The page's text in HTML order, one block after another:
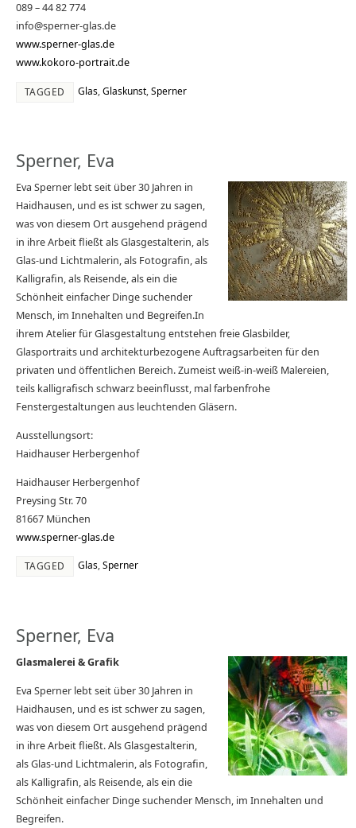
089 – 44 82 774
info@sperner-glas.de
www.sperner-glas.de
www.kokoro-portrait.de
TAGGED Glas,Glaskunst,Sperner
Sperner, Eva
Eva Sperner lebt seit über 30 Jahren in
Haidhausen, und es ist schwer zu sagen,
was von diesem Ort ausgehend prägend
in ihre Arbeit fließt als Glasgestalterin, als
Glas-und Lichtmalerin, als Fotografin, als
Kalligrafin, als Reisende, als ein die
Schönheit einfacher Dinge suchender
Mensch, im Innehalten und Begreifen.In
ihrem Atelier für Glasgestaltung entstehen freie Glasbilder,
Glasportraits und architekturbezogene Auftragsarbeiten für den
privaten und öffentlichen Bereich. Zumeist weiß-in-weiß Malereien,
teils kalligrafisch schwarz beeinflusst, mal farbenfrohe
Fenstergestaltungen aus leuchtenden Gläsern.
Ausstellungsort:
Haidhauser Herbergenhof
Haidhauser Herbergenhof
Preysing Str. 70
81667 München
www.sperner-glas.de
TAGGED Glas,Sperner
Sperner, Eva
Glasmalerei & Grafik
Eva Sperner lebt seit über 30 Jahren in
Haidhausen, und es ist schwer zu sagen,
was von diesem Ort ausgehend prägend
in ihre Arbeit fließt. Als Glasgestalterin,
als Glas-und Lichtmalerin, als Fotografin,
als Kalligrafin, als Reisende, als ein die
Schönheit einfacher Dinge suchender Mensch, im Innehalten und
Begreifen.